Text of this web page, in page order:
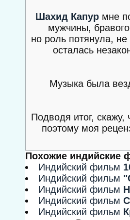
Шахид Капурмне
мужчины,
но роль потянула,
осталась
Музыка была
Подводя итог,
поэтому моя
Похожие индийские
Индийский фильм
Индийский фильм
Индийский фильм
Индийский фильм
Индийский фильм